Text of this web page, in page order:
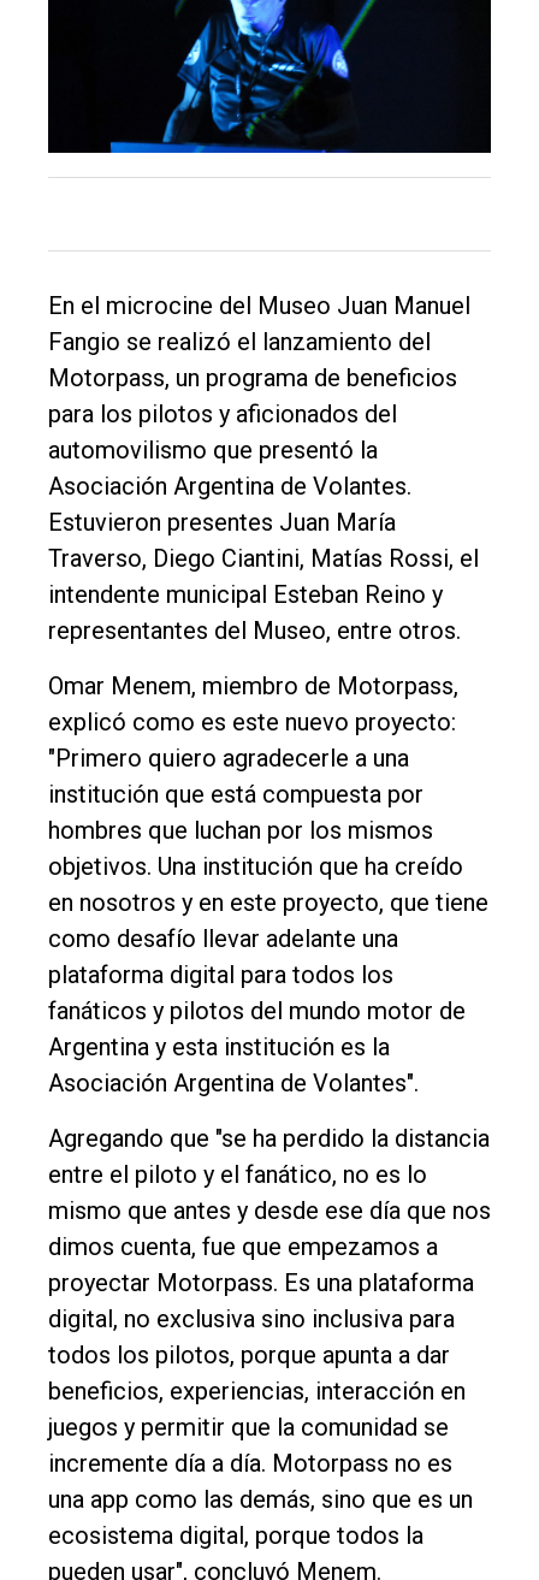
Balcarce
Tendencia
Int.
General
Política
Cultura
Entrevistas
Rural
Deportes
Fúnebres
Edición
Empresa
Nosotros
En el microcine del Museo Juan Manuel
Fangio se realizó el lanzamiento del
Motorpass, un programa de beneficios
para los pilotos y aficionados del
automovilismo que presentó la
Asociación Argentina de Volantes.
Estuvieron presentes Juan María
Traverso, Diego Ciantini, Matías Rossi, el
intendente municipal Esteban Reino y
representantes del Museo, entre otros.
Omar Menem, miembro de Motorpass,
explicó como es este nuevo proyecto:
"Primero quiero agradecerle a una
institución que está compuesta por
hombres que luchan por los mismos
objetivos. Una institución que ha creído
en nosotros y en este proyecto, que tiene
como desafío llevar adelante una
plataforma digital para todos los
fanáticos y pilotos del mundo motor de
Argentina y esta institución es la
Asociación Argentina de Volantes".
Agregando que "se ha perdido la distancia
entre el piloto y el fanático, no es lo
mismo que antes y desde ese día que nos
dimos cuenta, fue que empezamos a
proyectar Motorpass. Es una plataforma
digital, no exclusiva sino inclusiva para
todos los pilotos, porque apunta a dar
beneficios, experiencias, interacción en
juegos y permitir que la comunidad se
incremente día a día. Motorpass no es
una app como las demás, sino que es un
ecosistema digital, porque todos la
pueden usar", concluyó Menem.